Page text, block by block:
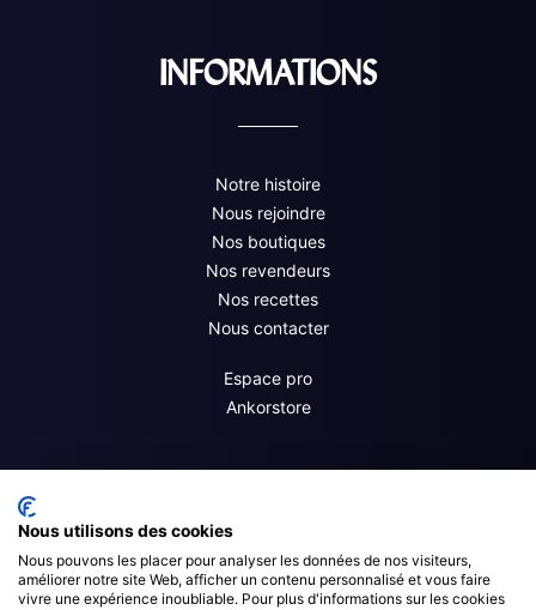
INFORMATIONS
Notre histoire
Nous rejoindre
Nos boutiques
Nos revendeurs
Nos recettes
Nous contacter
Espace pro
Ankorstore
Nous utilisons des cookies
Nous pouvons les placer pour analyser les données de nos visiteurs,
améliorer notre site Web, afficher un contenu personnalisé et vous faire
vivre une expérience inoubliable. Pour plus d'informations sur les cookies